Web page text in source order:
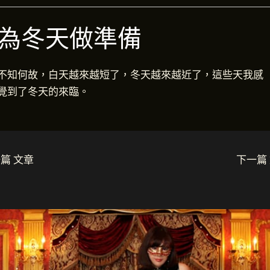
冬天做準備
知何故，白天越來越短了，冬天越來越近了，這些天我感
到了冬天的來臨。
文章 下一